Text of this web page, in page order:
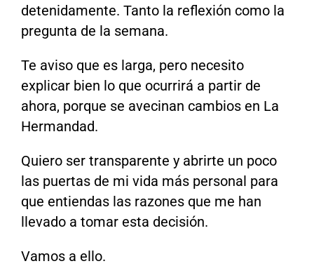
detenidamente. Tanto la reflexión como la
pregunta de la semana.
Te aviso que es larga, pero necesito
explicar bien lo que ocurrirá a partir de
ahora, porque se avecinan cambios en La
Hermandad.
Quiero ser transparente y abrirte un poco
las puertas de mi vida más personal para
que entiendas las razones que me han
llevado a tomar esta decisión.
Vamos a ello.